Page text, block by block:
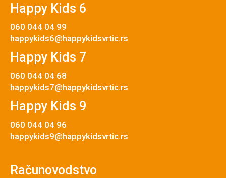
Happy Kids 6
060 044 04 99
happykids6@happykidsvrtic.rs
Happy Kids 7
060 044 04 68
happykids7@happykidsvrtic.rs
Happy Kids 9
060 044 04 96
happykids9@happykidsvrtic.rs
Računovodstvo